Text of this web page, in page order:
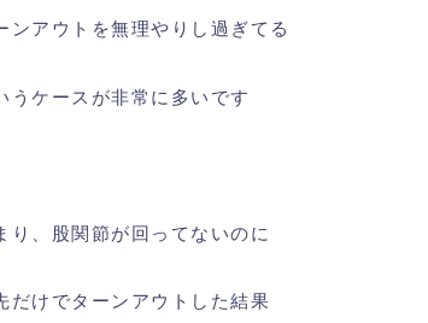
ンアウトを無理やりし過ぎてる
うケースが非常に多いです
り、股関節が回ってないのに
だけでターンアウトした結果